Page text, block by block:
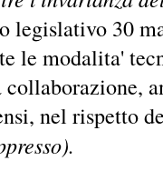
legislativo 30
le modalita'
nel rispetto